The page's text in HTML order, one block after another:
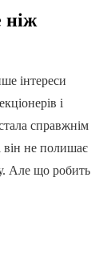
ніж
інтереси
і
справжнім
він не полишає
Але що робить